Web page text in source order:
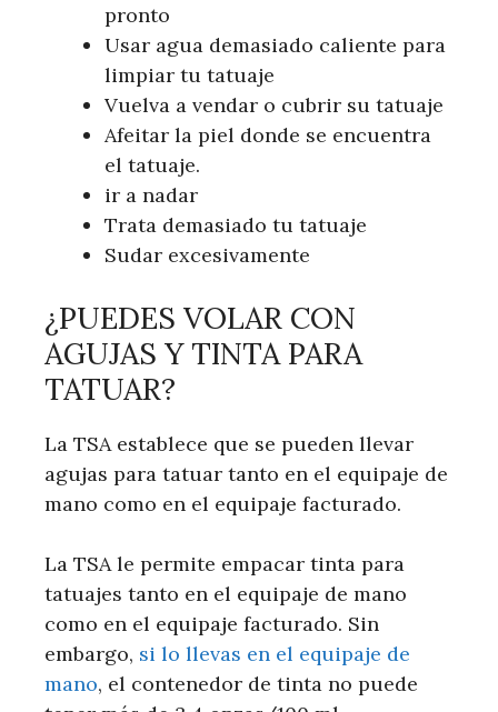
pronto
Usar agua demasiado caliente para
limpiar tu tatuaje
Vuelva a vendar o cubrir su tatuaje
Afeitar la piel donde se encuentra
el tatuaje.
ir a nadar
Trata demasiado tu tatuaje
Sudar excesivamente
¿PUEDES VOLAR CON
AGUJAS Y TINTA PARA
TATUAR?
La TSA establece que se pueden llevar
agujas para tatuar tanto en el equipaje de
mano como en el equipaje facturado.
La TSA le permite empacar tinta para
tatuajes tanto en el equipaje de mano
como en el equipaje facturado. Sin
embargo, si lo llevas en el equipaje de
mano, el contenedor de tinta no puede